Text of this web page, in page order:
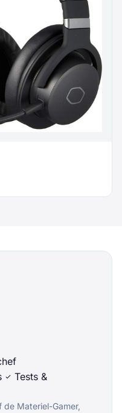
Tests &
de Materiel-Gamer,